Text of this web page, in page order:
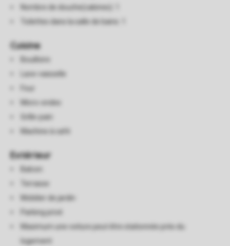
Nombre de douche(cabines): 1
Toilettes dans la salle de bains: 1
Cuisine
Bouilloire
Lave-vaisselle
Four
Micro-ondes
Grille-pain
Machine à café
Extérieur
Balcon
Terrasse
Mobilier de jardin
Parking privé
Maximum une voiture peut être stationnée près du
logement